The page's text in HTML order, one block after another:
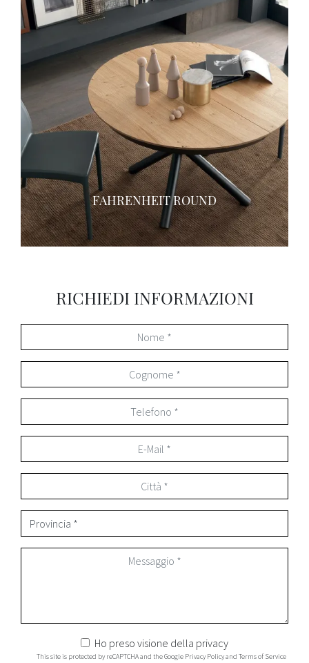
FAHRENHEIT ROUND
RICHIEDI INFORMAZIONI
Ho preso visione della privacy
This site is protected by reCAPTCHA and the Google Privacy Policyand Terms of Service